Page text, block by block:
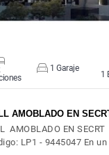
1 Garaje
1
AMOBLADO EN
AMOBLADO EN SECRT
LP1 - 9445047 En